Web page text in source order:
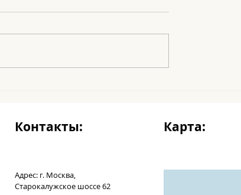
Контакты: Карта:
Адрес: г. Москва,
Старокалужское шоссе 62